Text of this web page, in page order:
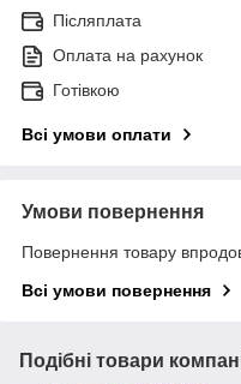
Післяплата
Оплата на рахунок
Готівкою
Всі умови оплати
Умови повернення
Повернення товару
Всі умови повернення
Подібні товари